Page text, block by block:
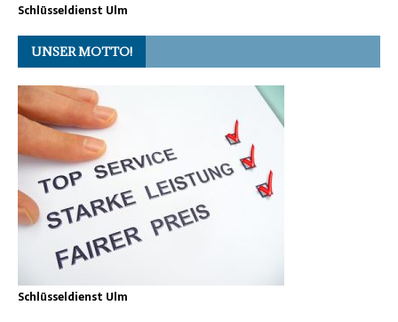
Schlüsseldienst Ulm
UNSER MOTTO!
Schlüsseldienst Ulm